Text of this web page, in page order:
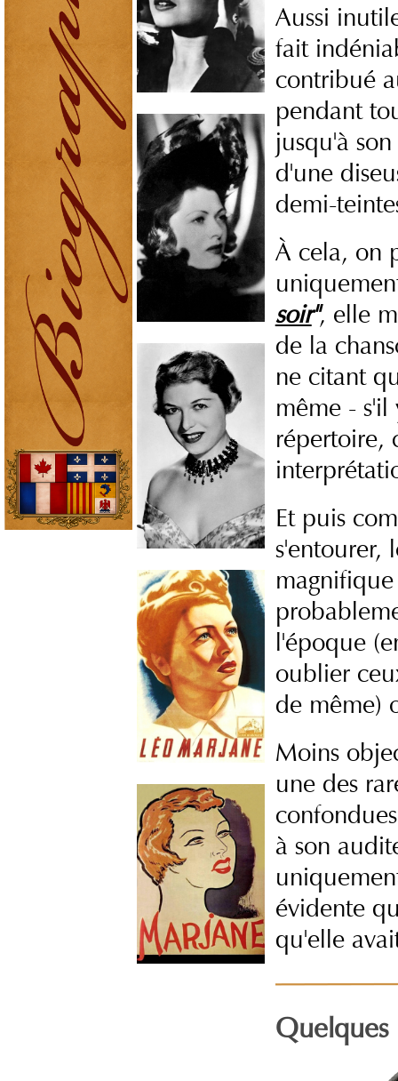
Aussi
fait
contribué
pendant
jusqu'à
d'une
demi-
À cela, on
soir", elle
de la
ne citant
même - s'il
répertoire,
Et puis
s'entourer,
l'époque
oublier
de même)
Moins
une des
à son
évidente
qu'elle
Quelques